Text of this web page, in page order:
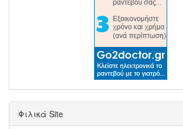
Φιλικά Site